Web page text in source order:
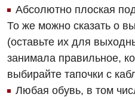
Для взрослых
Акушерство и гинекология
Аллергология,
Андрология
Русский
Абсолютно плоская
То же можно сказать о
(оставьте их для
занимала правильное,
выбирайте тапочки с
Любая обувь, в том